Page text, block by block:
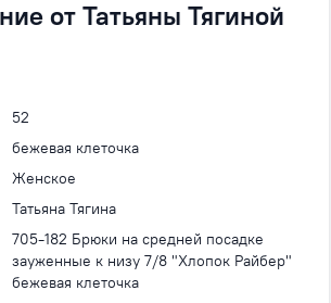
от Татьяны Тягиной
52
бежевая клеточка
Женское
Татьяна Тягина
705-182 Брюки на средней посадке
зауженные к низу 7/8 "Хлопок Райбер"
бежевая клеточка